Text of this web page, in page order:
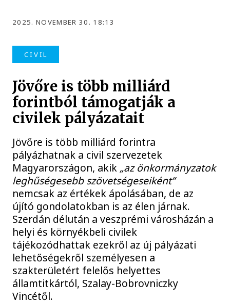
2025. NOVEMBER 30. 18:13
CIVIL
Jövőre is több milliárd
forintból támogatják a
civilek pályázatait
Jövőre is több milliárd forintra
pályázhatnak a civil szervezetek
Magyarországon, akik „az önkormányzatok
leghűségesebb szövetségeseiként”
nemcsak az értékek ápolásában, de az
újító gondolatokban is az élen járnak.
Szerdán délután a veszprémi városházán a
helyi és környékbeli civilek
tájékozódhattak ezekről az új pályázati
lehetőségekről személyesen a
szakterületért felelős helyettes
államtitkártól, Szalay-Bobrovniczky
Vincétől.